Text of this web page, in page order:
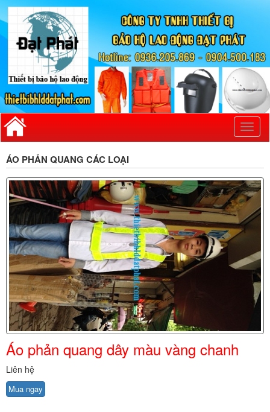
ÁO PHẢN QUANG CÁC LOẠI
Áo phản quang dây màu vàng chanh
Liên hệ
Mua ngay